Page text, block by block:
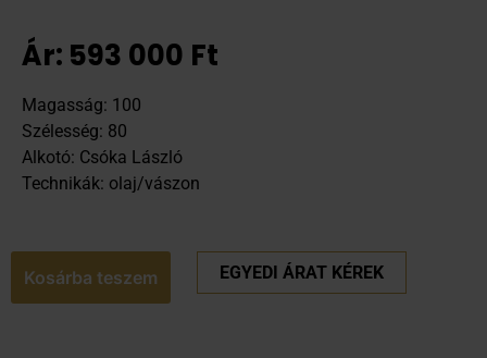
Ár: 593 000 Ft
Magasság: 100
Szélesség: 80
Alkotó: Csóka László
Technikák: olaj/vászon
Kosárba teszem EGYEDI ÁRAT KÉREK